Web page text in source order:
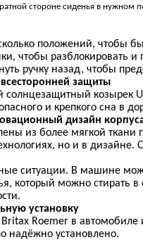
стороне сиденья в
положений, чтобы
чтобы разблокировать
ручку назад, чтобы
защиты
козырек
и крепкого сна в
дизайн
из более мягкой
но и в дизайне.
ситуации. В машине
который можно стирать
установку
Britax Roemer в автомобиле
надёжно установлено.